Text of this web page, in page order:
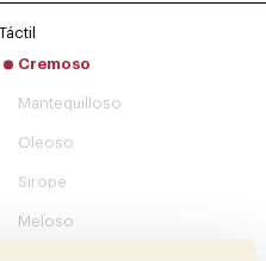
Táctil
Cremoso
Mantequilloso
Oleoso
Sirope
Meloso